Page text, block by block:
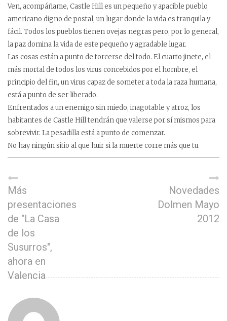
Ven, acompáñame, Castle Hill es un pequeño y apacible pueblo
americano digno de postal, un lugar donde la vida es tranquila y
fácil. Todos los pueblos tienen ovejas negras pero, por lo general,
la paz domina la vida de este pequeño y agradable lugar.
Las cosas están a punto de torcerse del todo. El cuarto jinete, el
más mortal de todos los virus concebidos por el hombre, el
principio del fin, un virus capaz de someter a toda la raza humana,
está a punto de ser liberado.
Enfrentados a un enemigo sin miedo, inagotable y atroz, los
habitantes de Castle Hill tendrán que valerse por sí mismos para
sobrevivir. La pesadilla está a punto de comenzar.
No hay ningún sitio al que huir si la muerte corre más que tu.
Más
presentaciones
de "La Casa
de los
Susurros",
ahora en
Valencia
Novedades
Dolmen Mayo
2012